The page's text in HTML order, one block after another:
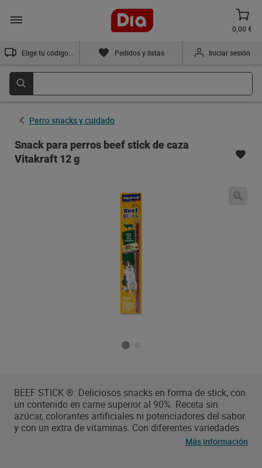
0,00 €
Pedidos y listas Iniciar sesión
Perro snacks y cuidado
Snack para perros beef stick de caza
Vitakraft 12 g
BEEF STICK ®: Deliciosos snacks en forma de stick, con
un contenido en carne superior al 90%. Receta sin
azúcar, colorantes artificiales ni potenciadores del sabor
y con un extra de vitaminas. Con diferentes variedades
Más información